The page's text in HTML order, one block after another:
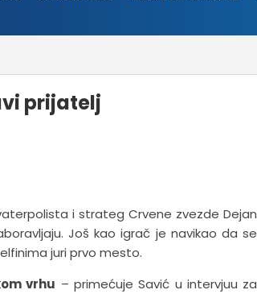
prijatelj
i strateg Crvene zvezde Dejan
Još kao igrač je navikao da se
juri prvo mesto.
vrhu – primećuje Savić u intervjuu za